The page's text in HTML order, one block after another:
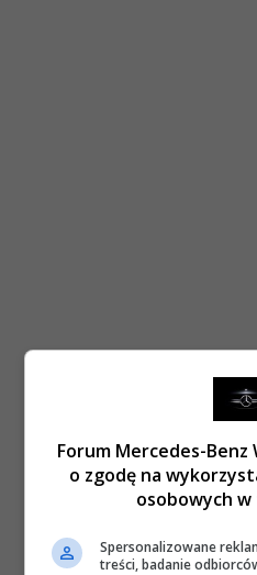
Forum Mercedes-Benz
o zgodę na
osobowych
Spersonalizowane
treści, badanie